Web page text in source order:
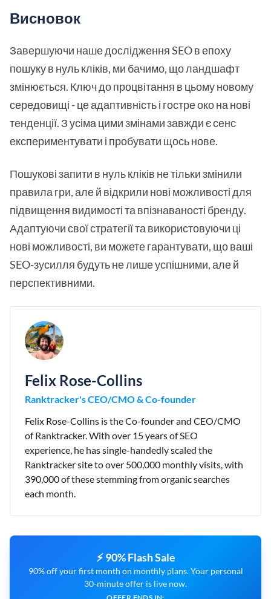
Висновок
Завершуючи наше дослідження SEO в епоху
пошуку в нуль кліків, ми бачимо, що ландшафт
змінюється. Ключ до процвітання в цьому новому
середовищі - це адаптивність і гостре око на нові
тенденції. З усіма цими змінами завжди є сенс
експериментувати і пробувати щось нове.
Пошукові запити в нуль кліків не тільки змінили
правила гри, але й відкрили нові можливості для
підвищення видимості та впізнаваності бренду.
Адаптуючи свої стратегії та використовуючи ці
нові можливості, ви можете гарантувати, що ваші
SEO-зусилля будуть не лише успішними, але й
перспективними.
Felix Rose-Collins
Ranktracker's CEO/CMO & Co-founder
Felix Rose-Collins is the Co-founder and CEO/CMO
of Ranktracker. With over 15 years of SEO
experience, he has single-handedly scaled the
Ranktracker site to over 500,000 monthly visits, with
390,000 of these stemming from organic searches
each month.
⚡ 90% Flash Sale
90% off your first month on monthly plans. Your personal
30-minute offer is live now.